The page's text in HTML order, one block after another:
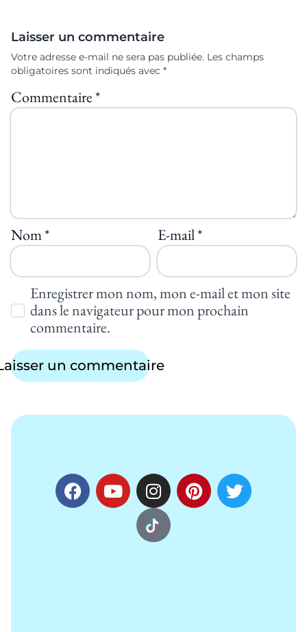
Laisser un commentaire
Votre adresse e-mail ne sera pas publiée. Les champs
obligatoires sont indiqués avec *
Commentaire*
Nom* E-mail*
Enregistrer mon nom, mon e-mail et mon site
dans le navigateur pour mon prochain
commentaire.